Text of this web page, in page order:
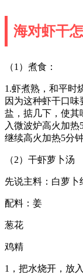
海对虾干
（1）煮食：
1.虾煮熟，和平时
因为这种虾干口
盐，掂几下，使其
入微波炉高火加热
继续高火加热5分
（2）干虾萝卜汤
先说主料：白萝卜
配料：姜
葱花
鸡精
1，把水烧开，放